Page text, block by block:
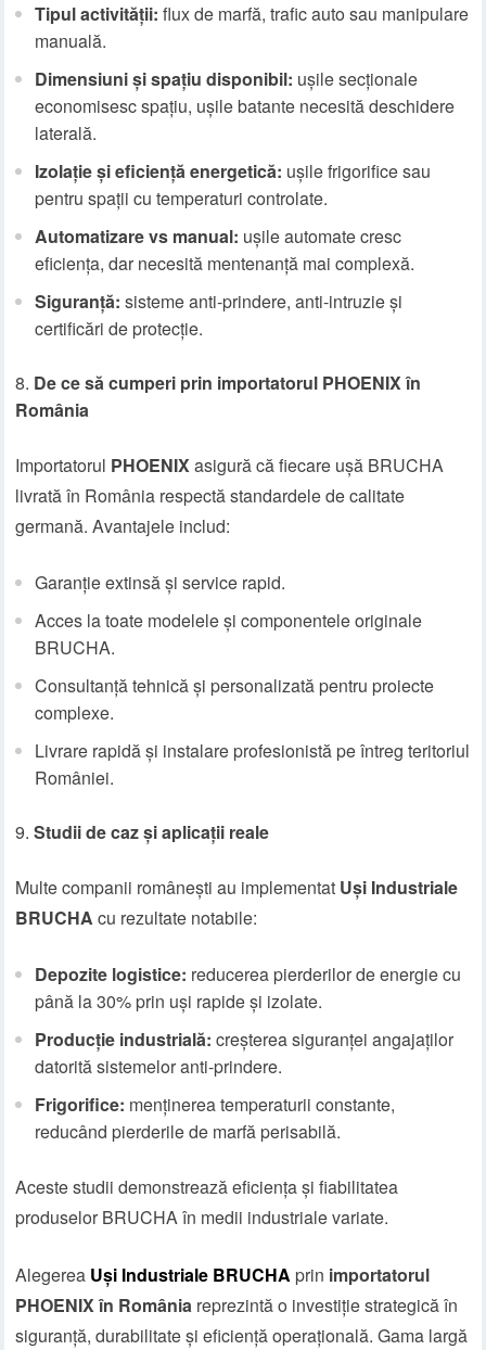
Tipul activității: flux de marfă, trafic auto sau manipulare
manuală.
Dimensiuni și spațiu disponibil: ușile secționale
economisesc spațiu, ușile batante necesită deschidere
laterală.
Izolație și eficiență energetică: ușile frigorifice sau
pentru spații cu temperaturi controlate.
Automatizare vs manual: ușile automate cresc
eficiența, dar necesită mentenanță mai complexă.
Siguranță: sisteme anti-prindere, anti-intruzie și
certificări de protecție.
De ce să cumperi prin importatorul PHOENIX în
România
Importatorul PHOENIXasigură că fiecare ușă BRUCHA
livrată în România respectă standardele de calitate
germană. Avantajele includ:
Garanție extinsă și service rapid.
Acces la toate modelele și componentele originale
BRUCHA.
Consultanță tehnică și personalizată pentru proiecte
complexe.
Livrare rapidă și instalare profesionistă pe întreg teritoriul
României.
Studii de caz și aplicații reale
Multe companii românești au implementat Uși Industriale
BRUCHA cu rezultate notabile:
Depozite logistice: reducerea pierderilor de energie cu
până la 30% prin uși rapide și izolate.
Producție industrială: creșterea siguranței angajaților
datorită sistemelor anti-prindere.
Frigorifice: menținerea temperaturii constante,
reducând pierderile de marfă perisabilă.
Aceste studii demonstrează eficiența și fiabilitatea
produselor BRUCHA în medii industriale variate.
Alegerea Uși Industriale BRUCHA prin importatorul
PHOENIX în România reprezintă o investiție strategică în
siguranță, durabilitate și eficiență operațională. Gama largă